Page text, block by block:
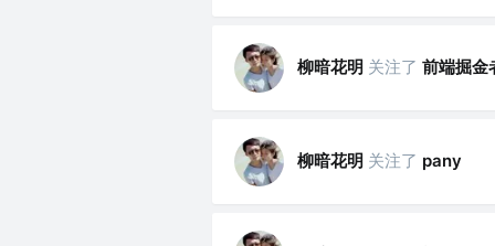
柳暗花明 关注了 前端掘金
柳暗花明 关注了 pany